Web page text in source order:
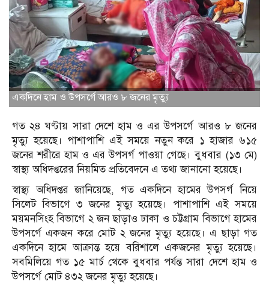
একদিনে হাম ও উপসর্গে আরও ৮ জনের মৃত্যু
গত ২৪ ঘণ্টায় সারা দেশে হাম ও এর উপসর্গে আরও ৮ জনের
মৃত্যু হয়েছে। পাশাপাশি এই সময়ে নতুন করে ১ হাজার ৬১৫
জনের শরীরে হাম ও এর উপসর্গ পাওয়া গেছে। বুধবার (১৩ মে)
স্বাস্থ্য অধিদপ্তরের নিয়মিত প্রতিবেদনে এ তথ্য জানানো হয়েছে।
স্বাস্থ্য অধিদপ্তর জানিয়েছে, গত একদিনে হামের উপসর্গ নিয়ে
সিলেট বিভাগে ৩ জনের মৃত্যু হয়েছে। পাশাপাশি এই সময়ে
ময়মনসিংহ বিভাগে ২ জন ছাড়াও ঢাকা ও চট্টগ্রাম বিভাগে হামের
উপসর্গে একজন করে মোট ২ জনের মৃত্যু হয়েছে। এ ছাড়া গত
একদিনে হামে আক্রান্ত হয়ে বরিশালে একজনের মৃত্যু হয়েছে।
সবমিলিয়ে গত ১৫ মার্চ থেকে বুধবার পর্যন্ত সারা দেশে হাম ও
উপসর্গে মোট ৪৩২ জনের মৃত্যু হয়েছে।